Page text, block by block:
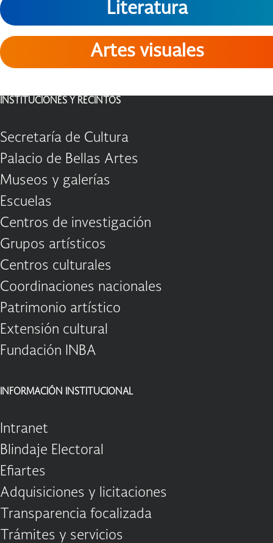
Literatura
Artes visuales
INSTITUCIONES Y RECINTOS
Secretaría de Cultura
Palacio de Bellas Artes
Museos y galerías
Escuelas
Centros de investigación
Grupos artísticos
Centros culturales
Coordinaciones nacionales
Patrimonio artístico
Extensión cultural
Fundación INBA
INFORMACIÓN INSTITUCIONAL
Intranet
Blindaje Electoral
Efiartes
Adquisiciones y licitaciones
Transparencia focalizada
Trámites y servicios